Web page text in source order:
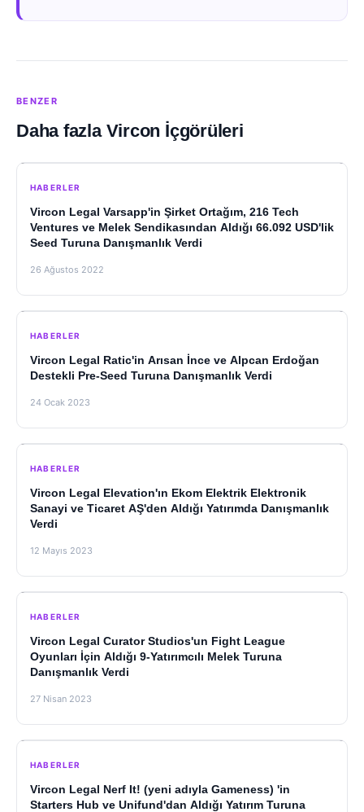
BENZER
Daha fazla Vircon İçgörüleri
HABERLER
Vircon Legal Varsapp'in Şirket Ortağım, 216 Tech
Ventures ve Melek Sendikasından Aldığı 66.092 USD'lik
Seed Turuna Danışmanlık Verdi
26 Ağustos 2022
HABERLER
Vircon Legal Ratic'in Arısan İnce ve Alpcan Erdoğan
Destekli Pre-Seed Turuna Danışmanlık Verdi
24 Ocak 2023
HABERLER
Vircon Legal Elevation'ın Ekom Elektrik Elektronik
Sanayi ve Ticaret AŞ'den Aldığı Yatırımda Danışmanlık
Verdi
12 Mayıs 2023
HABERLER
Vircon Legal Curator Studios'un Fight League
Oyunları İçin Aldığı 9-Yatırımcılı Melek Turuna
Danışmanlık Verdi
27 Nisan 2023
HABERLER
Vircon Legal Nerf It! (yeni adıyla Gameness) 'in
Starters Hub ve Unifund'dan Aldığı Yatırım Turuna